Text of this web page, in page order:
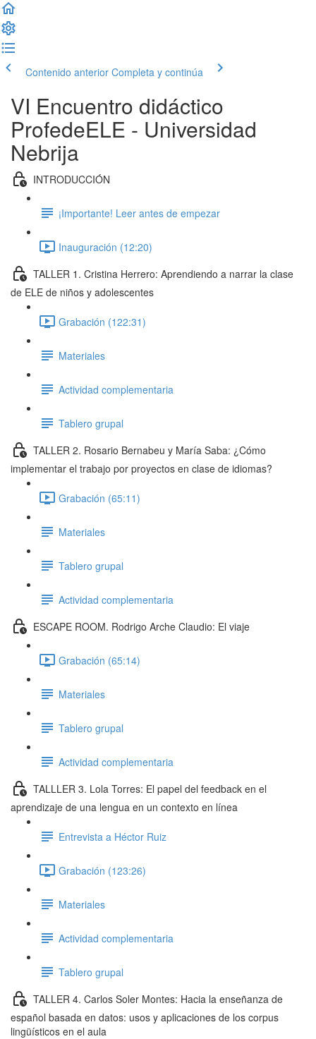
Contenido anterior Completa y continúa
VI Encuentro didáctico
ProfedeELE - Universidad
Nebrija
INTRODUCCIÓN
¡Importante! Leer antes de empezar
Inauguración (12:20)
TALLER 1. Cristina Herrero: Aprendiendo a narrar la clase
de ELE de niños y adolescentes
Grabación (122:31)
Materiales
Actividad complementaria
Tablero grupal
TALLER 2. Rosario Bernabeu y María Saba: ¿Cómo
implementar el trabajo por proyectos en clase de idiomas?
Grabación (65:11)
Materiales
Tablero grupal
Actividad complementaria
ESCAPE ROOM. Rodrigo Arche Claudio: El viaje
Grabación (65:14)
Materiales
Tablero grupal
Actividad complementaria
TALLLER 3. Lola Torres: El papel del feedback en el
aprendizaje de una lengua en un contexto en línea
Entrevista a Héctor Ruiz
Grabación (123:26)
Materiales
Actividad complementaria
Tablero grupal
TALLER 4. Carlos Soler Montes: Hacia la enseñanza de
español basada en datos: usos y aplicaciones de los corpus
lingüísticos en el aula